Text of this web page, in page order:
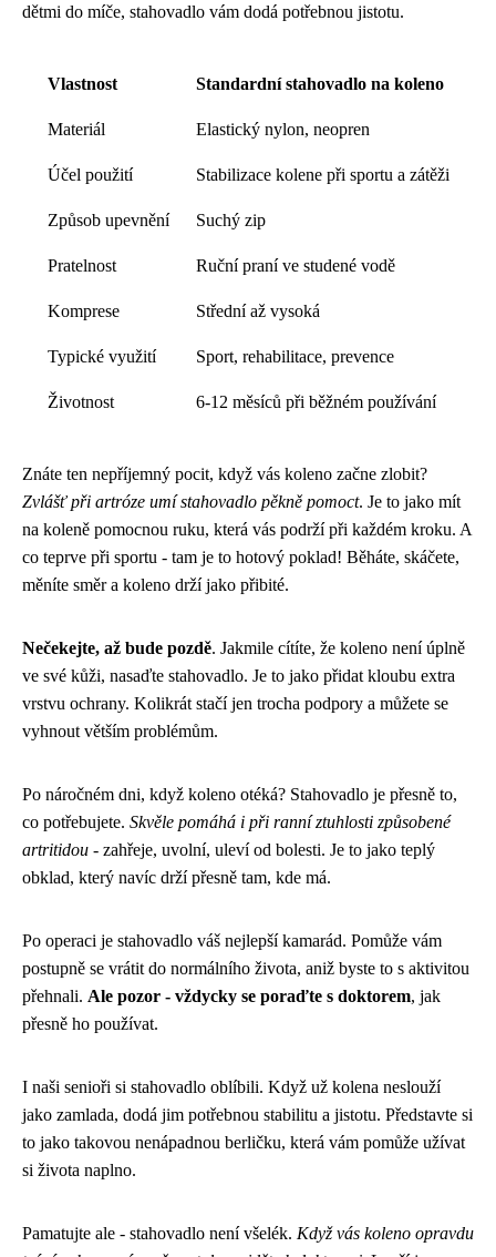
dětmi do míče, stahovadlo vám dodá potřebnou jistotu.
Vlastnost Standardní stahovadlo na koleno
Materiál Elastický nylon, neopren
Účel použití Stabilizace kolene při sportu a zátěži
Způsob upevnění Suchý zip
Pratelnost Ruční praní ve studené vodě
Komprese Střední až vysoká
Typické využití Sport, rehabilitace, prevence
Životnost 6-12 měsíců při běžném používání
Znáte ten nepříjemný pocit, když vás koleno začne zlobit?
Zvlášť při artróze umí stahovadlo pěkně pomoct. Je to jako mít
na koleně pomocnou ruku, která vás podrží při každém kroku. A
co teprve při sportu - tam je to hotový poklad! Běháte, skáčete,
měníte směr a koleno drží jako přibité.
Nečekejte, až bude pozdě. Jakmile cítíte, že koleno není úplně
ve své kůži, nasaďte stahovadlo. Je to jako přidat kloubu extra
vrstvu ochrany. Kolikrát stačí jen trocha podpory a můžete se
vyhnout větším problémům.
Po náročném dni, když koleno otéká? Stahovadlo je přesně to,
co potřebujete. Skvěle pomáhá i při ranní ztuhlosti způsobené
artritidou - zahřeje, uvolní, uleví od bolesti. Je to jako teplý
obklad, který navíc drží přesně tam, kde má.
Po operaci je stahovadlo váš nejlepší kamarád. Pomůže vám
postupně se vrátit do normálního života, aniž byste to s aktivitou
přehnali. Ale pozor - vždycky se poraďte s doktorem, jak
přesně ho používat.
I naši senioři si stahovadlo oblíbili. Když už kolena neslouží
jako zamlada, dodá jim potřebnou stabilitu a jistotu. Představte si
to jako takovou nenápadnou berličku, která vám pomůže užívat
si života naplno.
Pamatujte ale - stahovadlo není všelék. Když vás koleno opravdu